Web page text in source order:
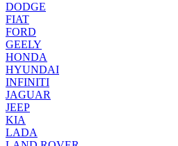
DODGE
FIAT
FORD
GEELY
HONDA
HYUNDAI
INFINITI
JAGUAR
JEEP
KIA
LADA